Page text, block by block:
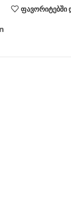
ფავორიტებში